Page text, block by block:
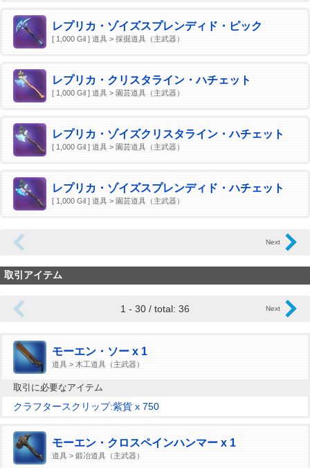
レプリカ・ゾイズスプレンディド・ピック
[ 1,000 Gil ] 道具 > 採掘道具（主武器）
レプリカ・クリスタライン・ハチェット
[ 1,000 Gil ] 道具 > 園芸道具（主武器）
レプリカ・ゾイズクリスタライン・ハチェット
[ 1,000 Gil ] 道具 > 園芸道具（主武器）
レプリカ・ゾイズスプレンディド・ハチェット
[ 1,000 Gil ] 道具 > 園芸道具（主武器）
取引アイテム
1 - 30 / total: 36
モーエン・ソー x 1
道具 > 木工道具（主武器）
取引に必要なアイテム
クラフタースクリップ:紫貨 x 750
モーエン・クロスペインハンマー x 1
道具 > 鍛冶道具（主武器）